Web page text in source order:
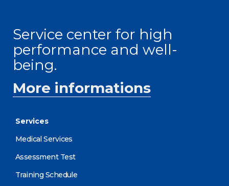
Service center for high
performance and well-
being.
More informations
Services
Medical Services
Assessment Test
Training Schedule